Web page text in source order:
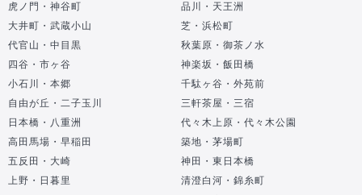
虎ノ門・神谷町
品川・天王洲
大井町・武蔵小山
芝・浜松町
代官山・中目黒
秋葉原・御茶ノ水
四谷・市ヶ谷
神楽坂・飯田橋
小石川・本郷
千駄ヶ谷・外苑前
自由が丘・二子玉川
三軒茶屋・三宿
日本橋・八重洲
代々木上原・代々木公園
高田馬場・早稲田
築地・茅場町
五反田・大崎
神田・東日本橋
上野・日暮里
清澄白河・錦糸町